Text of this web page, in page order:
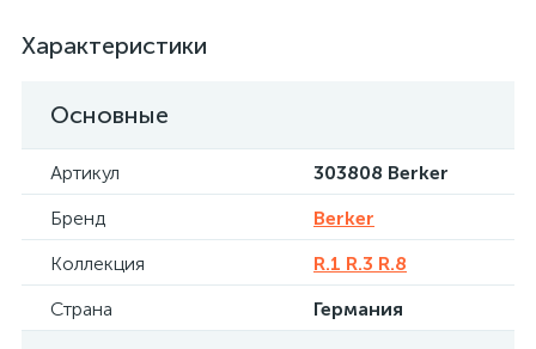
Характеристики
Основные
Артикул
303808 Berker
Бренд
Berker
Коллекция
R.1 R.3 R.8
Страна
Германия